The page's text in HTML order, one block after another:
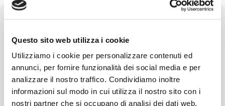
Questo sito web utilizza i cookie
Utilizziamo i cookie per personalizzare contenuti ed
annunci, per fornire funzionalità dei social media e per
analizzare il nostro traffico. Condividiamo inoltre
informazioni sul modo in cui utilizza il nostro sito con i
nostri partner che si occupano di analisi dei dati web,
respiro che va oltre la logica spettacolistica, per aiutare
lo spettatore a uscire dall’isolamento (causato dalla
tutto grazie ai linguaggi delle varie arti e alla loro
gli adattamenti e le trascrizioni di musiche, testi e
coreografie che, insieme agli inediti, caratterizzano il
corposo programma.
La XIX edizione del Festival d’autunno, grazie a una
Scopri come comunicare, promuovere e far votare il
tuo progetto